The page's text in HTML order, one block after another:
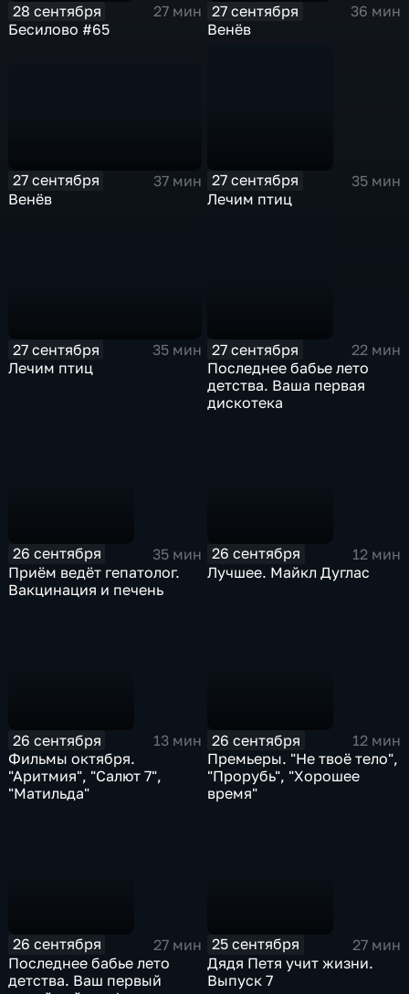
28 сентября
27 мин
Бесилово #65
27 сентября
36 мин
Венёв
27 сентября
37 мин
Венёв
27 сентября
35 мин
Лечим птиц
27 сентября
35 мин
Лечим птиц
27 сентября
22 мин
Последнее бабье лето
детства. Ваша первая
дискотека
26 сентября
35 мин
Приём ведёт гепатолог.
Вакцинация и печень
26 сентября
12 мин
Лучшее. Майкл Дуглас
26 сентября
13 мин
Фильмы октября.
"Аритмия", "Салют 7",
"Матильда"
26 сентября
12 мин
Премьеры. "Не твоё тело",
"Прорубь", "Хорошее
время"
26 сентября
27 мин
Последнее бабье лето
детства. Ваш первый
25 сентября
27 мин
Дядя Петя учит жизни.
Выпуск 7